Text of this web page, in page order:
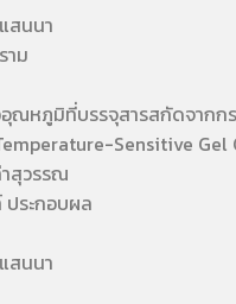
นนา
ม
หภูมิที่บรรจุสารสกัดจากกร
Sensitive
สุวรรณ
ะกอบผล
นนา